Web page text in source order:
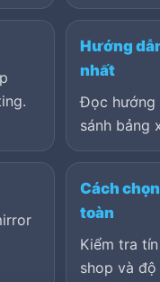
Hướng
nhất
Đọc hướng
sánh bảng
Cách
toàn
Kiểm tra
shop và độ